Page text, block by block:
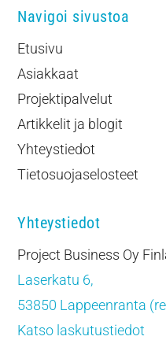
Navigoi sivustoa
Etusivu
Asiakkaat
Projektipalvelut
Artikkelit ja blogit
Yhteystiedot
Tietosuojaselosteet
Yhteystiedot
Project Business Oy
Laserkatu 6,
53850 Lappeenranta
Katso laskutustiedot